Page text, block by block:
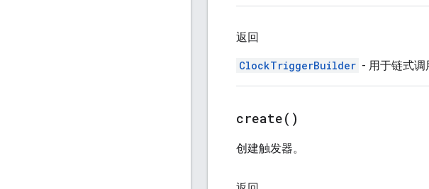
返回
ClockTriggerBuilder - 用于链式调
create( )
创建触发器。